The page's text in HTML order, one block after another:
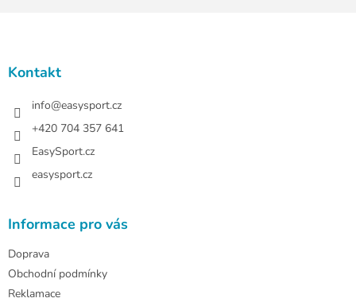
Kontakt
info@easysport.cz
+420 704 357 641
EasySport.cz
easysport.cz
Informace pro vás
Doprava
Obchodní podmínky
Reklamace